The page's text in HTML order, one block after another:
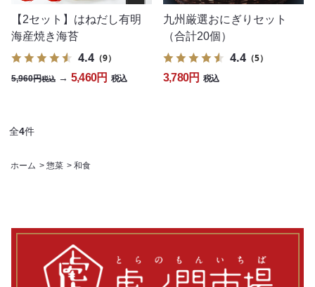
【2セット】はねだし有明
海産焼き海苔
4.4 （9）
5,960円税込 → 5,460円 税込
九州厳選おにぎりセット
（合計20個）
4.4 （5）
3,780円 税込
全4件
ホーム > 惣菜 > 和食